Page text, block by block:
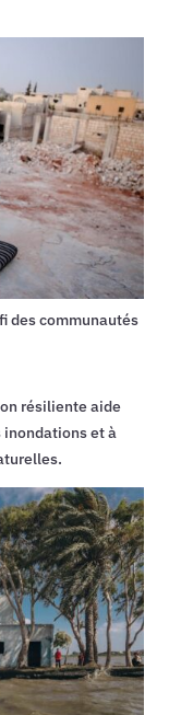
des communautés
résiliente aide
inondations et à